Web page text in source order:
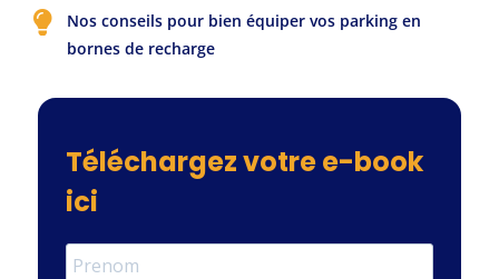
Nos conseils pour bien équiper vos parking en
bornes de recharge
Téléchargez votre e-book
ici​